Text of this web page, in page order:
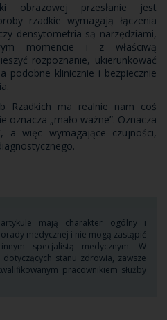
obrazowej przesłanie jest
rzadkie wymagają łączenia
densytometria są narzędziami,
momencie i z właściwą
rozpoznanie, ukierunkować
podobne klinicznie i bezpiecznie
Rzadkich ma realnie nam coś
oznacza „mało ważne”. Oznacza
a więc wymagające czujności,
mają charakter ogólny i
medycznej i nie mogą zastąpić
specjalistą medycznym. W
stanu zdrowia, zawsze
pracownikiem służby